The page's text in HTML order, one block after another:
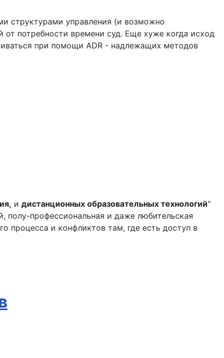
структурами управления (и возможно
потребности времени суд. Еще хуже когда исход
при помощи ADR - надлежащих методов
и дистанционных образовательных технологий"
профессиональная и даже любительская
процесса и конфликтов там, где есть доступ в